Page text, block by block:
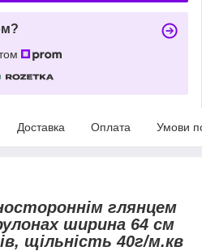
Доставка Оплата Умови
глянцем
ширина 64 см
щільність 40г/м.кв